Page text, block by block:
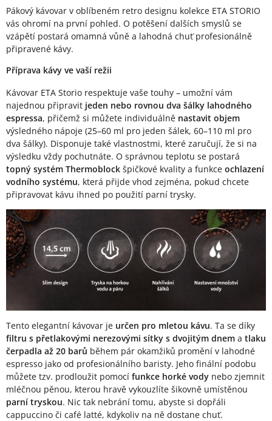
Pákový kávovar v oblíbeném retro designu kolekce ETA STORIO
vás ohromí na první pohled. O potěšení dalších smyslů se
vzápětí postará omamná vůně a lahodná chuť profesionálně
připravené kávy.
Příprava kávy ve vaší režii
Kávovar ETA Storio respektuje vaše touhy – umožní vám
najednou připravit jeden nebo rovnou dva šálky lahodného
espressa, přičemž si můžete individuálně nastavit objem
výsledného nápoje (25–60 ml pro jeden šálek, 60–110 ml pro
dva šálky). Disponuje také vlastnostmi, které zaručují, že si na
výsledku vždy pochutnáte. O správnou teplotu se postará
topný systém Thermoblock špičkové kvality a funkce ochlazení
vodního systému, která přijde vhod zejména, pokud chcete
připravovat kávu ihned po použití parní trysky.
Tento elegantní kávovar je určen pro mletou kávu. Ta se díky
filtru s přetlakovými nerezovými sítky s dvojitým dnem a tlaku
čerpadla až 20 barů během pár okamžiků promění v lahodné
espresso jako od profesionálního baristy. Jeho finální podobu
můžete tzv. prodloužit pomocí funkce horké vody nebo zjemnit
mléčnou pěnou, kterou hravě vykouzlíte šikovně umístěnou
parní tryskou. Nic tak nebrání tomu, abyste si dopřáli
cappuccino či café latté, kdykoliv na ně dostane chuť.